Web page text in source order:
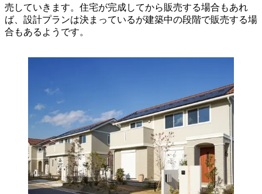
売していきます。住宅が完成してから販売する場合もあれ
ば、設計プランは決まっているが建築中の段階で販売する場
合もあるようです。